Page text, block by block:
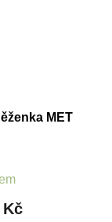
MET
Kč